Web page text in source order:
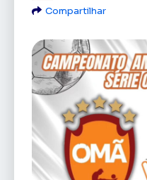
Compartilhar